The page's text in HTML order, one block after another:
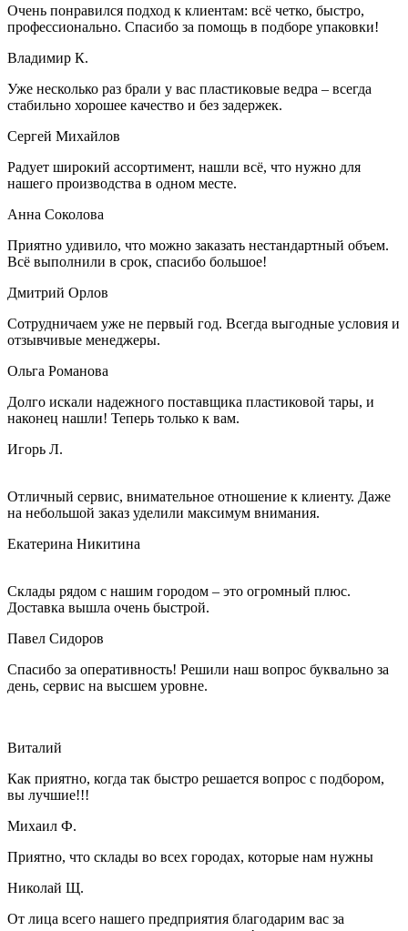
Очень понравился подход к клиентам: всё четко, быстро,
профессионально. Спасибо за помощь в подборе упаковки!
Владимир К.
Уже несколько раз брали у вас пластиковые ведра – всегда
стабильно хорошее качество и без задержек.
Сергей Михайлов
Радует широкий ассортимент, нашли всё, что нужно для
нашего производства в одном месте.
Анна Соколова
Приятно удивило, что можно заказать нестандартный объем.
Всё выполнили в срок, спасибо большое!
Дмитрий Орлов
Сотрудничаем уже не первый год. Всегда выгодные условия и
отзывчивые менеджеры.
Ольга Романова
Долго искали надежного поставщика пластиковой тары, и
наконец нашли! Теперь только к вам.
Игорь Л.
Отличный сервис, внимательное отношение к клиенту. Даже
на небольшой заказ уделили максимум внимания.
Екатерина Никитина
Склады рядом с нашим городом – это огромный плюс.
Доставка вышла очень быстрой.
Павел Сидоров
Спасибо за оперативность! Решили наш вопрос буквально за
день, сервис на высшем уровне.
Виталий
Как приятно, когда так быстро решается вопрос с подбором,
вы лучшие!!!
Михаил Ф.
Приятно, что склады во всех городах, которые нам нужны
Николай Щ.
От лица всего нашего предприятия благодарим вас за